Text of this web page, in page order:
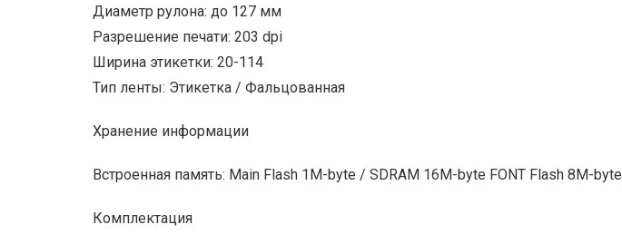
Диаметр рулона: до 127 мм
Разрешение печати: 203 dpi
Ширина этикетки: 20-114
Тип ленты: Этикетка / Фальцованная
Хранение информации
Встроенная память: Main Flash 1M-byte / SDRAM 16M-byte FONT Flash 8M-byte
Комплектация